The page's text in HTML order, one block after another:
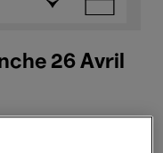
26 Avril